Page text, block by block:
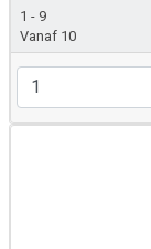
1 - 9
Vanaf 10